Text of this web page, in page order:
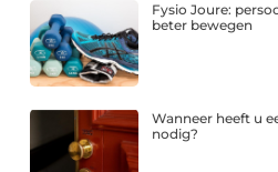
Fysio Joure:
beter bewegen
Wanneer heeft u
nodig?